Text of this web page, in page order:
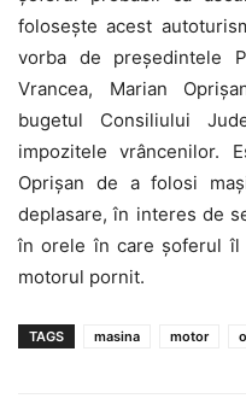
folosește acest
vorba de președintele
Vrancea, Marian
bugetul Consiliului
impozitele vrâncenilor.
Oprișan de a folosi
deplasare, în interes de
în orele în care șoferul îl
motorul pornit.
TAGS masina motor